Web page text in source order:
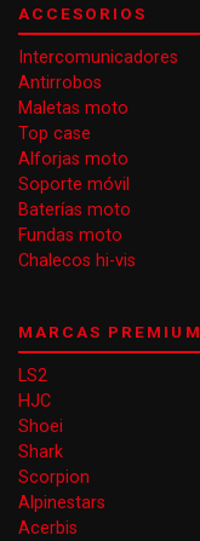
ACCESORIOS
Intercomunicadores
Antirrobos
Maletas moto
Top case
Alforjas moto
Soporte móvil
Baterías moto
Fundas moto
Chalecos hi-vis
MARCAS PREMIUM
LS2
HJC
Shoei
Shark
Scorpion
Alpinestars
Acerbis